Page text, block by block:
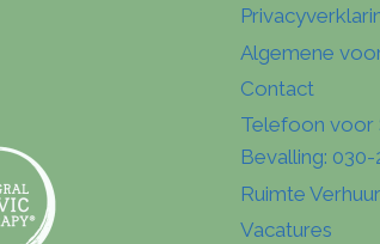
Algemene
Contact
Telefoon voor
Bevalling:
Ruimte Verhuur
Vacatures